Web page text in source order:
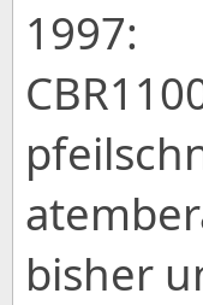
1997:
bisher